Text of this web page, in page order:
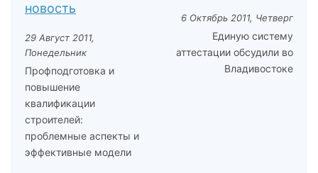
новость
29 Август 2011,
Понедельник
Профподготовка и
повышение
квалификации
строителей:
проблемные аспекты и
эффективные модели
6 Октябрь 2011, Четверг
Единую систему
аттестации обсудили во
Владивостоке